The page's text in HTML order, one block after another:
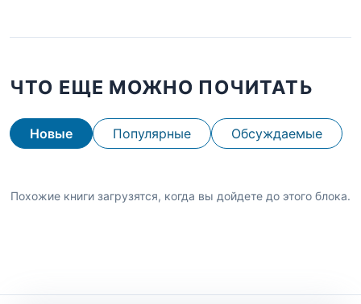
ЧТО ЕЩЕ МОЖНО ПОЧИТАТЬ
Новые Популярные Обсуждаемые
Похожие книги загрузятся, когда вы дойдете до этого блока.